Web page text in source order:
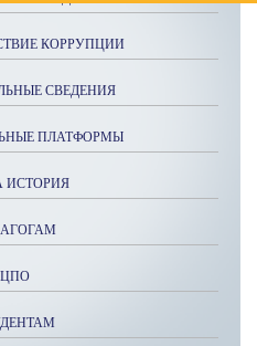
КОРРУПЦИИ
СВЕДЕНИЯ
ПЛАТФОРМЫ
ЦПО